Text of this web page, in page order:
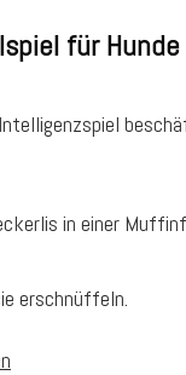
für
in einer
erschnüffeln.